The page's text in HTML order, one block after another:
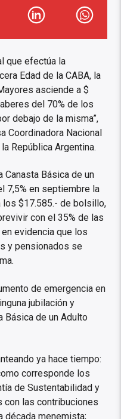
que efectúa la
Edad de la CABA, la
asciende a $
del 70% de los
debajo de la misma”,
Coordinadora Nacional
República Argentina.
Canasta Básica de un
7,5% en septiembre la
los $17.585.- de bolsillo,
con el 35% de las
evidencia que los
y pensionados se
de emergencia en
jubilación y
Básica de un Adulto
ya hace tiempo:
corresponde los
de Sustentabilidad y
con las contribuciones
década menemista;